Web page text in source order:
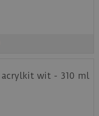
wit - 310 ml